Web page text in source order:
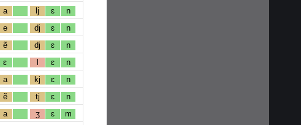
a lj ɛ n
e dj ɛ n
ẽ dj ɛ n
ɛ l ɛ n
a kj ɛ n
ẽ tj ɛ n
a ʒ ɛ m